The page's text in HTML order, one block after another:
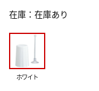
在庫 在庫あり
ホワイト